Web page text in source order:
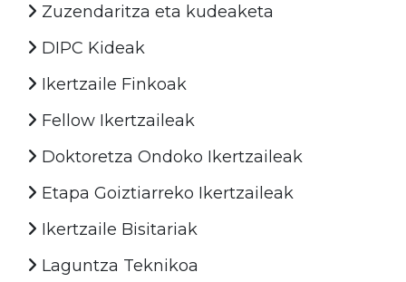
Zuzendaritza eta kudeaketa
DIPC Kideak
Ikertzaile Finkoak
Fellow Ikertzaileak
Doktoretza Ondoko Ikertzaileak
Etapa Goiztiarreko Ikertzaileak
Ikertzaile Bisitariak
Laguntza Teknikoa